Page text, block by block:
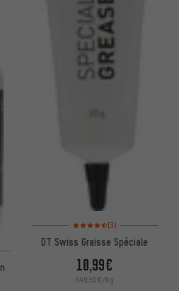
5 d'après 13 avis
Note moyenne : 4,5 sur 5
(3)
DT Swiss Graisse Spéciale
10,99€
549,50€/kg